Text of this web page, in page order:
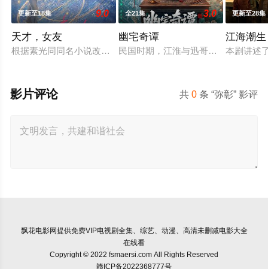
更新至18集 9.0
天才，女友
根据素光同同名小说改编。江逾白长大以后，林知夏忽然对他说
全21集 3.0
幽宅奇谭
民国时期，江淮与迅哥组成说书班子
更新至28集
江海潮生
本剧讲述
共0 条 “弥彰” 影评
影片评论
飘花电影网提供免费VIP电视剧全集、综艺、动漫、高清未删减电影大全
在线看
Copyright © 2022 fsmaersi.com All Rights Reserved
赣ICP备2022368777号